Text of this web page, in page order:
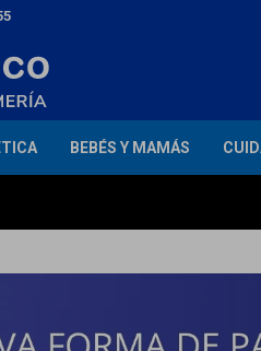
BEBÉS Y MAMÁS